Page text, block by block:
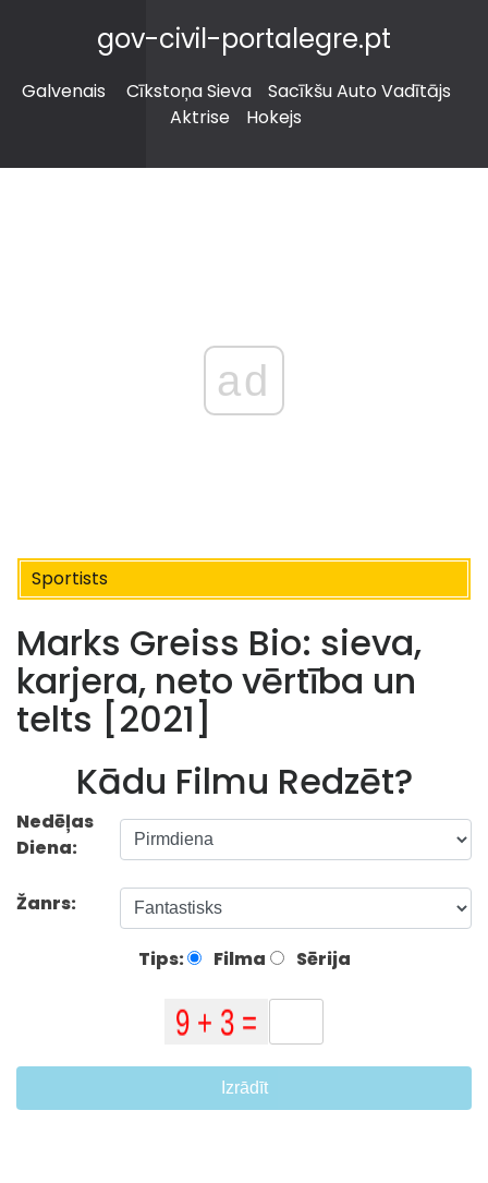
gov-civil-portalegre.pt
Galvenais Cīkstoņa Sieva
Sacīkšu Auto Vadītājs
Aktrise
Hokejs
ad
Sportists
Marks Greiss Bio: sieva,
karjera, neto vērtība un
telts [2021]
Kādu Filmu Redzēt?
Nedēļas
Diena:
Žanrs:
Tips: Filma Sērija
Izrādīt